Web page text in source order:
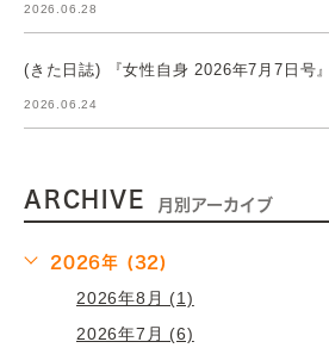
2026.06.28
(きた日誌) 『女性自身 2026年7月7日号
2026.06.24
ARCHIVE 月別アーカイブ
2026年 (32)
2026年8月 (1)
2026年7月 (6)